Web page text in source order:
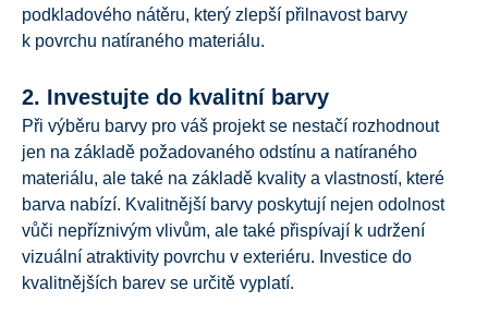
podkladového nátěru, který zlepší přilnavost barvy
k povrchu natíraného materiálu.
2. Investujte do kvalitní barvy
Při výběru barvy pro váš projekt se nestačí rozhodnout
jen na základě požadovaného odstínu a natíraného
materiálu, ale také na základě kvality a vlastností, které
barva nabízí. Kvalitnější barvy poskytují nejen odolnost
vůči nepříznivým vlivům, ale také přispívají k udržení
vizuální atraktivity povrchu v exteriéru. Investice do
kvalitnějších barev se určitě vyplatí.